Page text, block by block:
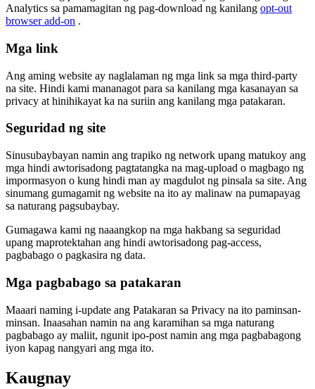
Analytics sa pamamagitan ng pag-download ng kanilang opt-out
browser add-on .
Mga link
Ang aming website ay naglalaman ng mga link sa mga third-party
na site. Hindi kami mananagot para sa kanilang mga kasanayan sa
privacy at hinihikayat ka na suriin ang kanilang mga patakaran.
Seguridad ng site
Sinusubaybayan namin ang trapiko ng network upang matukoy ang
mga hindi awtorisadong pagtatangka na mag-upload o magbago ng
impormasyon o kung hindi man ay magdulot ng pinsala sa site. Ang
sinumang gumagamit ng website na ito ay malinaw na pumapayag
sa naturang pagsubaybay.
Gumagawa kami ng naaangkop na mga hakbang sa seguridad
upang maprotektahan ang hindi awtorisadong pag-access,
pagbabago o pagkasira ng data.
Mga pagbabago sa patakaran
Maaari naming i-update ang Patakaran sa Privacy na ito paminsan-
minsan. Inaasahan namin na ang karamihan sa mga naturang
pagbabago ay maliit, ngunit ipo-post namin ang mga pagbabagong
iyon kapag nangyari ang mga ito.
Kaugnay